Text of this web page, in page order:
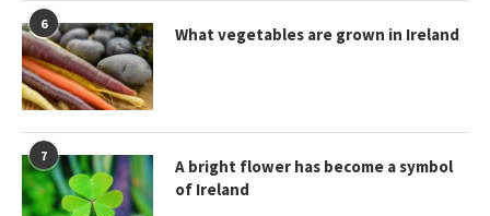
6
What vegetables are grown in Ireland
7
A bright flower has become a symbol
of Ireland